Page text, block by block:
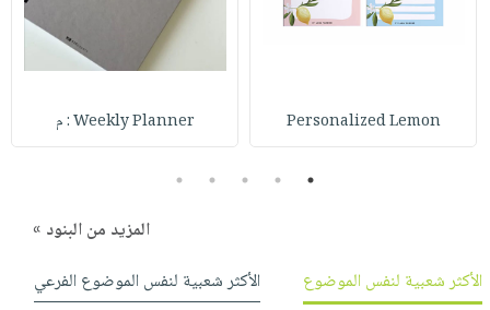
Personalized Lemon Weekly Planner : م
1
2
3
4
5
المزيد من البنود »
الأكثر شعبية لنفس الموضوع
الأكثر شعبية لنفس الموضوع الفرعي